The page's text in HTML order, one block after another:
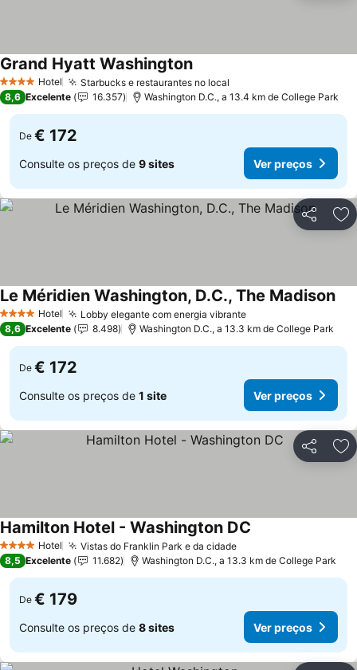
4 EstrelasHotel Starbucks e restaurantes no local
Grand Hyatt WashingtonVer preços
8,6 Excelente 16.357 Washington D.C., a 13.4 km de College Park
De € 172
Consulte os preços de 9 sites Ver preços
Partilhar
4 EstrelasHotel Lobby elegante com energia vibranteVer preços
Le Méridien Washington, D.C., The Madison
8,6 Excelente 8.498 Washington D.C., a 13.3 km de College Park
De € 172
Consulte os preços de 1 site Ver preços
Partilhar
4 EstrelasHotel Vistas do Franklin Park e da cidadeVer preços
Hamilton Hotel - Washington DC
8,5 Excelente 11.682 Washington D.C., a 13.3 km de College Park
De € 179
Consulte os preços de 8 sites Ver preços